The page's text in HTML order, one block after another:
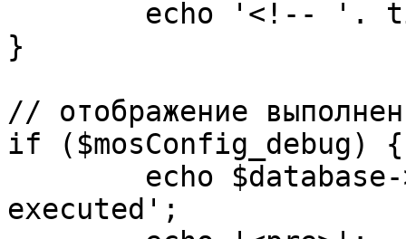
}
// отображение
if ($mosConfig_debug) {
executed';